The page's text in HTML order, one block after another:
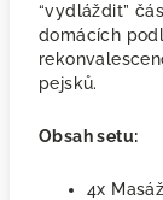
“vydláždit”
domácích
pejsků.
Obsah setu:
4x